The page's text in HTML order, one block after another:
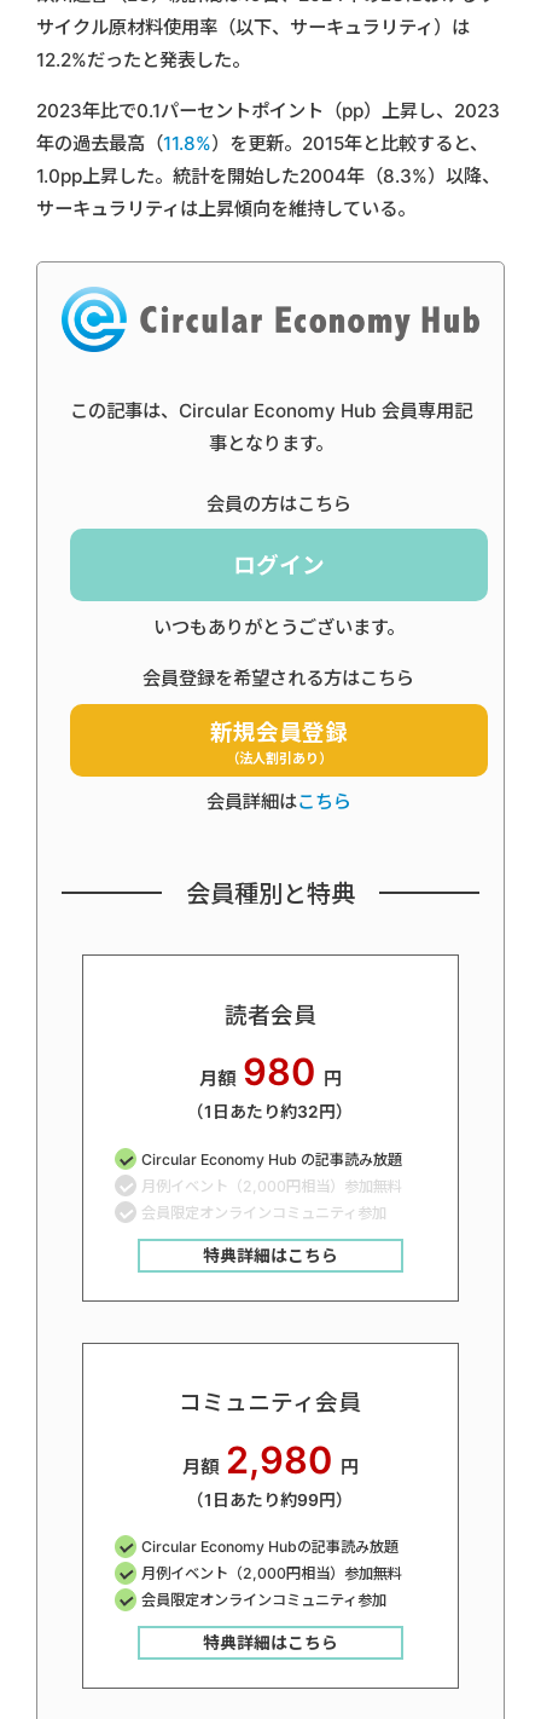
サイクル原材料使用率（以下、サーキュラリティ）は
12.2%だったと発表した。
2023年比で0.1パーセントポイント（pp）上昇し、2023
年の過去最高（11.8%）を更新。2015年と比較すると、
1.0pp上昇した。統計を開始した2004年（8.3%）以降、
サーキュラリティは上昇傾向を維持している。
この記事は、Circular Economy Hub 会員専用記
事となります。
会員の方はこちら
ログイン
いつもありがとうございます。
会員登録を希望される方はこちら
新規会員登録
（法人割引あり）
会員詳細はこちら
会員種別と特典
読者会員
月額 980 円
（1日あたり約32円）
Circular Economy Hub の記事読み放題
月例イベント（2,000円相当）参加無料
会員限定オンラインコミュニティ参加
特典詳細はこちら
コミュニティ会員
月額 2,980 円
（1日あたり約99円）
Circular Economy Hubの記事読み放題
月例イベント（2,000円相当）参加無料
会員限定オンラインコミュニティ参加
特典詳細はこちら